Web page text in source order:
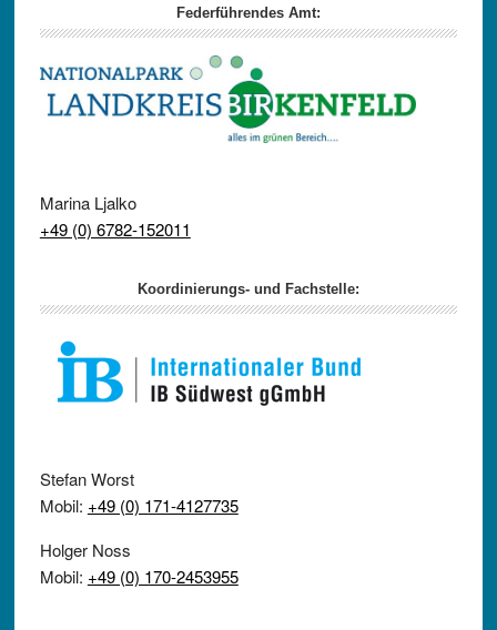
Footer Federführendes Amt:
Marina Ljalko
+49 (0) 6782-152011
Koordinierungs- und Fachstelle:
Stefan Worst
Mobil: +49 (0) 171-4127735
Holger Noss
Mobil: +49 (0) 170-2453955